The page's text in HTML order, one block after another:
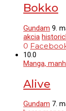
Bokko
Gundam 9.
akcia
0
10.0
Manga,
Alive
Gundam 7.